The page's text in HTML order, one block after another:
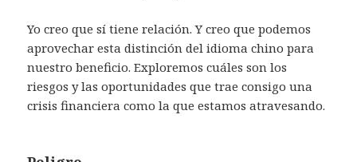
Yo creo que sí tiene relación. Y creo que podemos
aprovechar esta distinción del idioma chino para
nuestro beneficio. Exploremos cuáles son los
riesgos y las oportunidades que trae consigo una
crisis financiera como la que estamos atravesando.